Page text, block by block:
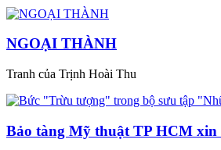
NGOẠI THÀNH
Tranh của Trịnh Hoài Thu
Bảo tàng Mỹ thuật TP HCM